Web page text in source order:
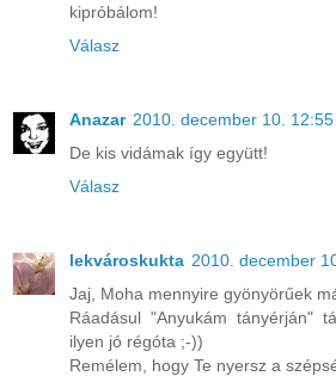
kipróbálom!
Válasz
Anazar 2010. december 10. 12:55
De kis vidámak így együtt!
Válasz
lekvároskukta 2010. december
Jaj, Moha mennyire gyönyörűek
Ráadásul "Anyukám tányérján"
ilyen jó régóta ;-))
Remélem, hogy Te nyersz a